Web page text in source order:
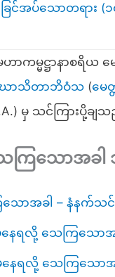
င်အပ်သောတရား (၁၀
ကမ္မဋ္ဌာနာစရိယ မေ
ောသိတာဘိဝံသ (မေ
မှ သင်ကြားပို့ချ
ကြသောအခါ
ောအခါ – နံနက်သ
နေရလို့ သေကြသောအ
နေရလို့ သေကြသောအ